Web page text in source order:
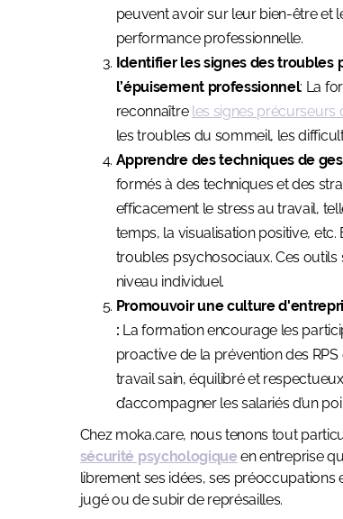
peuvent avoir sur leur bien-être et
performance professionnelle.
Identifier les signes des troubles
l’épuisement professionnel: La
reconnaître les signes précurseurs
les troubles du sommeil, les
Apprendre des techniques de
formés à des techniques et des
efficacement le stress au travail,
temps, la visualisation positive, etc.
troubles psychosociaux. Ces
niveau individuel.
Promouvoir une culture
: La formation encourage les
proactive de la prévention des
travail sain, équilibré et
d’accompagner les salariés d’un
Chez moka.care, nous tenons tout
sécurité psychologique en entreprise
librement ses idées, ses préoccupations
jugé ou de subir de représailles.